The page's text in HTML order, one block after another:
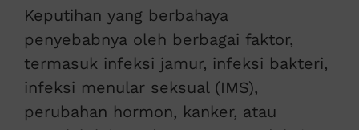
Keputihan yang berbahaya
penyebabnya oleh berbagai faktor,
termasuk infeksi jamur, infeksi bakteri,
infeksi menular seksual (IMS),
perubahan hormon, kanker, atau